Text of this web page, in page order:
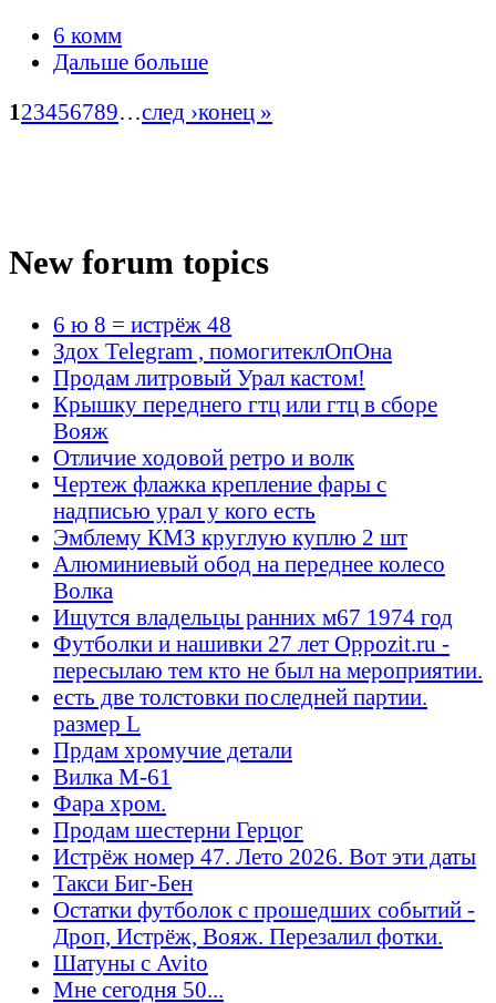
6 комм
Дальше больше
123456789…след ›конец »
New forum topics
6 ю 8 = истрёж 48
Здох Telegram , помогитеклОпОна
Продам литровый Урал кастом!
Крышку переднего гтц или гтц в сборе
Вояж
Отличие ходовой ретро и волк
Чертеж флажка крепление фары с
надписью урал у кого есть
Эмблему КМЗ круглую куплю 2 шт
Алюминиевый обод на переднее колесо
Волка
Ищутся владельцы ранних м67 1974 год
Футболки и нашивки 27 лет Oppozit.ru -
пересылаю тем кто не был на мероприятии.
есть две толстовки последней партии.
размер L
Прдам хромучие детали
Вилка М-61
Фара хром.
Продам шестерни Герцог
Истрёж номер 47. Лето 2026. Вот эти даты
Такси Биг-Бен
Остатки футболок с прошедших событий -
Дроп, Истрёж, Вояж. Перезалил фотки.
Шатуны с Avito
Мне сегодня 50...